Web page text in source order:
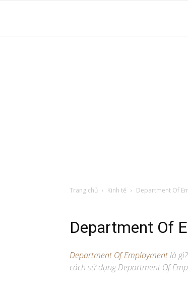
Trang chủ Kinh tế Department Of
Department Of
Department Of Employmentlà
cách sử dụng Department Of